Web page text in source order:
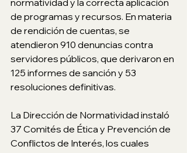
normatividad y la correcta aplicación
de programas y recursos. En materia
de rendición de cuentas, se
atendieron 910 denuncias contra
servidores públicos, que derivaron en
125 informes de sanción y 53
resoluciones definitivas.
La Dirección de Normatividad instaló
37 Comités de Ética y Prevención de
Conflictos de Interés, los cuales